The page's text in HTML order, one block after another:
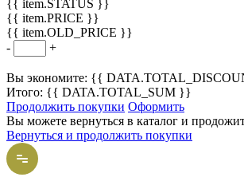
{{ item.STATUS }}
{{ item.PRICE }}
{{ item.OLD_PRICE }}
-
+
Вы экономите: {{
Итого: {{ DATA.TOTAL_SUM }}
Продолжить покупки Оформить
Вы можете вернуться в каталог и
Вернуться и продолжить покупки